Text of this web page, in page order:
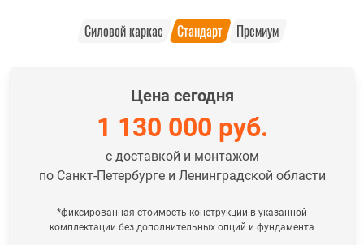
Силовой каркас Стандарт Премиум
Цена сегодня
1 130 000 руб.
с доставкой и монтажом
по Санкт-Петербурге и Ленинградской области
*фиксированная стоимость конструкции в указанной
комплектации без дополнительных опций и фундамента